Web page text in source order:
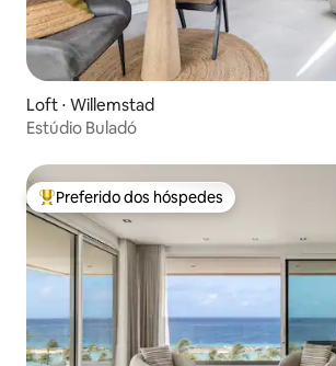
Loft ⋅ Willemstad
Estúdio Buladó
Entre os melhores preferidos dos hóspedes
Preferido dos hóspedes